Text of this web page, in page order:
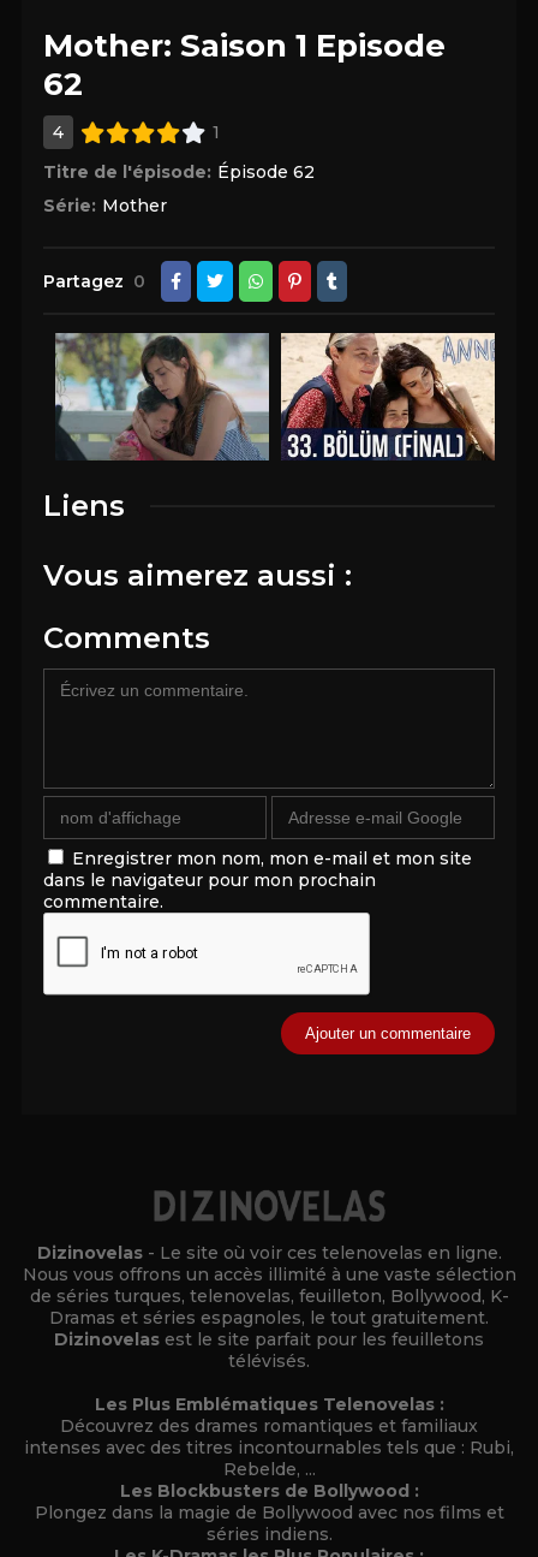
Mother: Saison 1 Episode
62
4
1
Titre de l'épisode: Épisode 62
Série: Mother
Partagez 0
Liens
Vous aimerez aussi :
Comments
Enregistrer mon nom, mon e-mail et mon site
dans le navigateur pour mon prochain
commentaire.
Dizinovelas - Le site où voir ces telenovelas en ligne.
Nous vous offrons un accès illimité à une vaste sélection
de séries turques, telenovelas, feuilleton, Bollywood, K-
Dramas et séries espagnoles, le tout gratuitement.
Dizinovelas est le site parfait pour les feuilletons
télévisés.
Les Plus Emblématiques Telenovelas :
Découvrez des drames romantiques et familiaux
intenses avec des titres incontournables tels que : Rubi,
Rebelde, ...
Les Blockbusters de Bollywood :
Plongez dans la magie de Bollywood avec nos films et
séries indiens.